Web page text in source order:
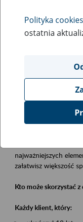
Rodzaj wydarzenia
Szkolenia
obsługa klientów
Event description
Platforma Usług
najważniejszych
załatwisz większość
Kto może skorzystać z
Każdy klient, który:
Polityka
ostatnia